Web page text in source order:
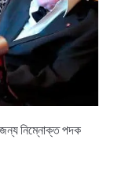
জন্য নিম্নোক্ত পদক